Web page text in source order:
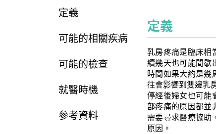
定義
可能的相關疾病
可能的檢查
就醫時機
參考資料
定義
乳房疼痛是臨床相
續幾天也可能間歇
時間如果大約是幾
往會影響到雙邊乳
停經後婦女也可能
部疼痛的原因都並
需要尋求醫療協助
原因。